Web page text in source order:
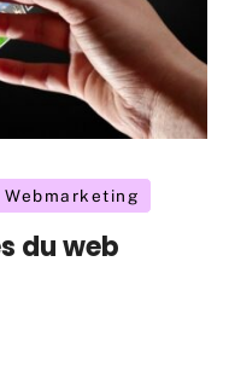
Webmarketing
du web